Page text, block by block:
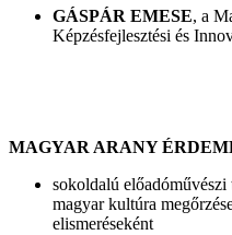
GÁSPÁR EMESE, a
Képzésfejlesztési és
MAGYAR ARANY
sokoldalú
magyar kultúra
elismeréseként